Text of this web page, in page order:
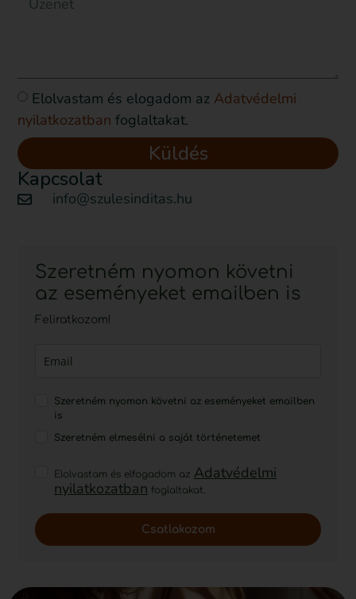
Elolvastam és elogadom az Adatvédelmi
nyilatkozatban foglaltakat.
Küldés
Kapcsolat
info@szulesinditas.hu
Szeretném nyomon követni
az eseményeket emailben is
Feliratkozom!
Szeretném nyomon követni az eseményeket emailben
is
Szeretném elmesélni a saját történetemet
Elolvastam és elfogadom az Adatvédelmi
nyilatkozatban foglaltakat.
Csatlakozom